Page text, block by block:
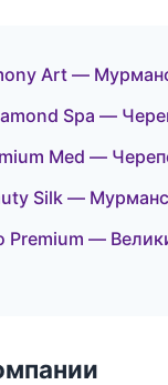
Art —
Spa —
Med —
Silk —
Premium —